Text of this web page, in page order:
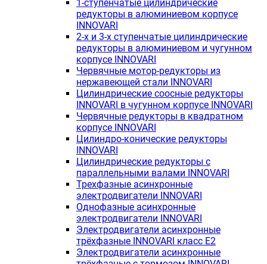
1-ступенчатые цилиндрические
редукторы в алюминиевом корпусе
INNOVARI
2-х и 3-х ступенчатые цилиндрические
редукторы в алюминиевом и чугунном
корпусе INNOVARI
Червячные мотор-редукторы из
нержавеющей стали INNOVARI
Цилиндрические соосные редукторы
INNOVARI в чугунном корпусе INNOVARI
Червячные редукторы в квадратном
корпусе INNOVARI
Цилиндро-конические редукторы
INNOVARI
Цилиндрические редукторы с
параллельными валами INNOVARI
Трехфазные асинхронные
электродвигатели INNOVARI
Однофазные асинхронные
электродвигатели INNOVARI
Электродвигатели асинхронные
трёхфазные INNOVARI класс E2
Электродвигатели асинхронные